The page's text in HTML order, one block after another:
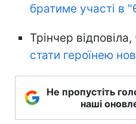
братиме участі в
Трінчер відповіла,
стати героїнею
Не пропустіть
наші